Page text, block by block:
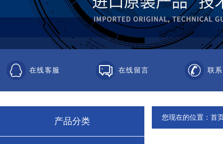
在线客服 在线留言 联
产品分类 您现在的位置： 首